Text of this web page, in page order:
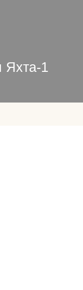
Яхта-1